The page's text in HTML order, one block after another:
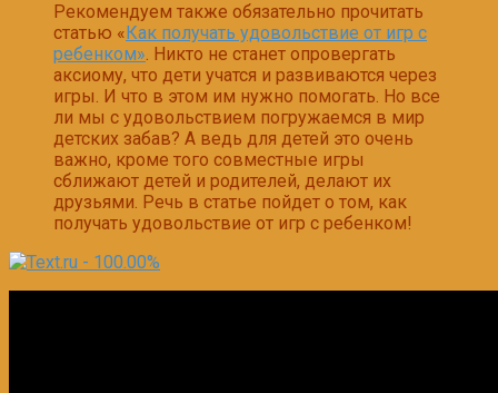
Рекомендуем также обязательно прочитать
статью « Как получать удовольствие от игр с
ребенком». Никто не станет опровергать
аксиому, что дети учатся и развиваются через
игры. И что в этом им нужно помогать. Но все
ли мы с удовольствием погружаемся в мир
детских забав? А ведь для детей это очень
важно, кроме того совместные игры
сближают детей и родителей, делают их
друзьями. Речь в статье пойдет о том, как
получать удовольствие от игр с ребенком!